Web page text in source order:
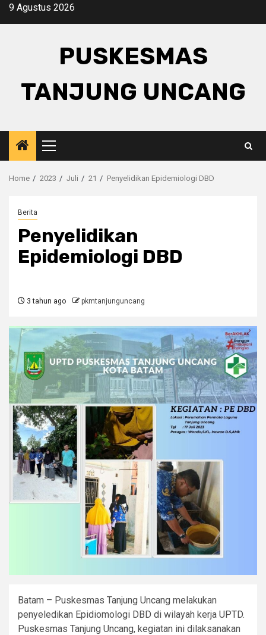
Skip9 Agustus 2026
PUSKESMAS
TANJUNG UNCANG
Primary
Menu
Home 2023 Juli 21 Penyelidikan Epidemiologi DBD
Berita
Penyelidikan
Epidemiologi DBD
3 tahun ago pkmtanjunguncang
Batam – Puskesmas Tanjung Uncang melakukan
penyeledikan Epidiomologi DBD di wilayah kerja UPTD.
Puskesmas Tanjung Uncang, kegiatan ini dilaksanakan